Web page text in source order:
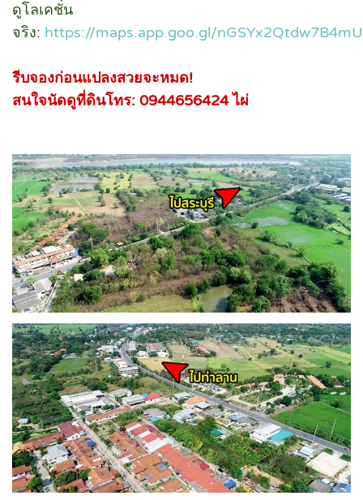
ดูโลเคชั่น
จริง: https://maps.app.goo.gl/
รีบจองก่อนแปลงสวยจะหมด!
สนใจนัดดูที่ดินโทร: 0944656424 ไผ่